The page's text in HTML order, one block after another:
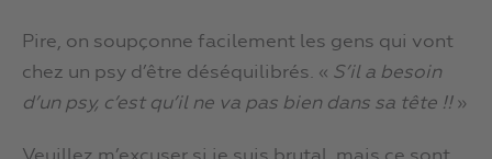
Pire, on soupçonne facilement les gens qui vont
chez un psy d’être déséquilibrés. « S’il a besoin
d’un psy, c’est qu’il ne va pas bien dans sa tête !!»